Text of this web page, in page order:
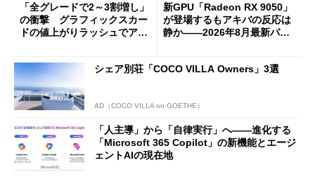
「全グレードで2～3割増し」
の衝撃 グラフィックスカー
ドの値上がりラッシュでアキ
新GPU「Radeon RX 9050」
が登場するもアキバの反応は
静か――2026年8月最新パー
シェア別荘「COCO VILLA Owners」3選
AD（COCO VILLA on GOETHE）
「人主導」から「自律実行」へ――進化する
「Microsoft 365 Copilot」の新機能とエージ
ェントAIの現在地